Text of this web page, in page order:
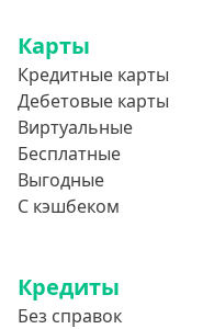
Карты
Кредитные карты
Дебетовые карты
Виртуальные
Бесплатные
Выгодные
С кэшбеком
Кредиты
Без справок